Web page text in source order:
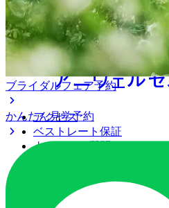
アクセス
ベストレート保証
よくあるご質問
ブライダルフェア予約
かんたん見学予約